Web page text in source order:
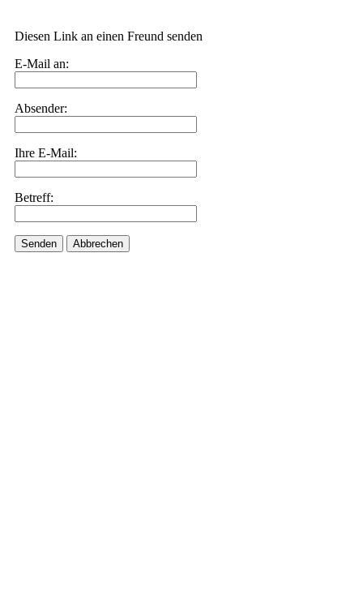
Diesen Link an einen Freund senden
E-Mail an:
Absender:
Ihre E-Mail:
Betreff:
Senden Abbrechen